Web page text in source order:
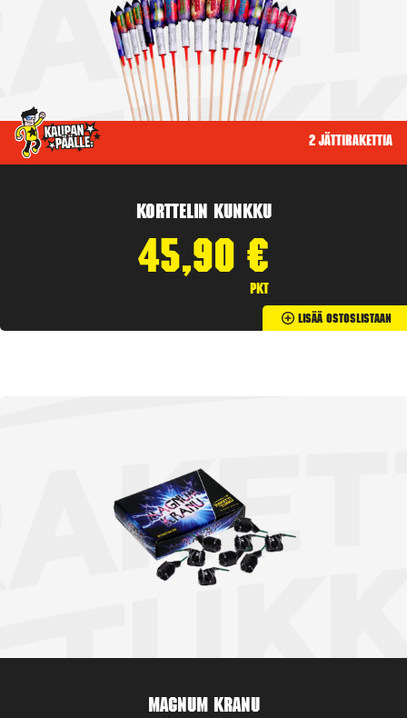
2 jättirakettia
Korttelin kunkku
45,90 €
pkt
Lisää Ostoslistaan
Magnum Kranu